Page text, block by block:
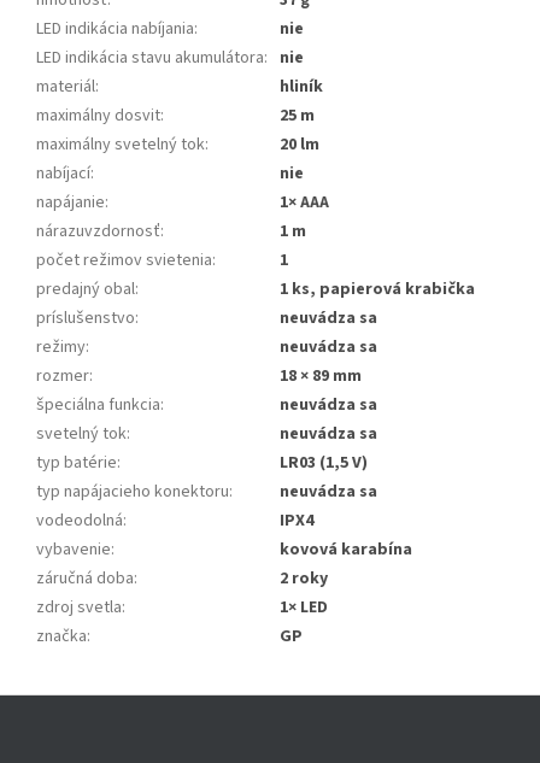
LED indikácia nabíjania:
nie
LED indikácia stavu akumulátora: nie
materiál:
hliník
maximálny dosvit:
25 m
maximálny svetelný tok:
20 lm
nabíjací:
nie
napájanie:
1× AAA
nárazuvzdornosť:
1 m
počet režimov svietenia:
1
predajný obal:
1 ks, papierová krabička
príslušenstvo:
neuvádza sa
režimy:
neuvádza sa
rozmer:
18 × 89 mm
špeciálna funkcia:
neuvádza sa
svetelný tok:
neuvádza sa
typ batérie:
LR03 (1,5 V)
typ napájacieho konektoru:
neuvádza sa
vodeodolná:
IPX4
vybavenie:
kovová karabína
záručná doba:
2 roky
zdroj svetla:
1× LED
značka: GP